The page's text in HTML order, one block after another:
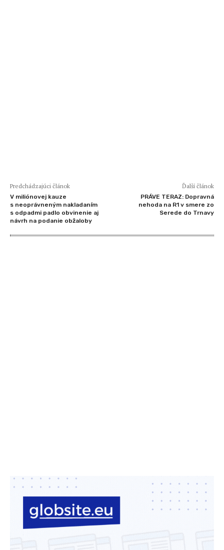
Predchádzajúci článok
V miliónovej kauze
s neoprávneným nakladaním
s odpadmi padlo obvinenie aj
návrh na podanie obžaloby
Ďalší článok
PRÁVE TERAZ: Dopravná
nehoda na R1 v smere zo
Serede do Trnavy